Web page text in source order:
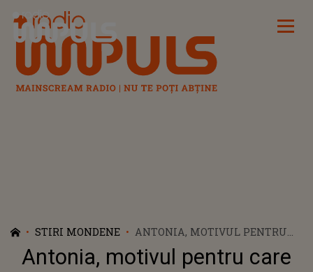
Radio Impuls
STIRI MONDENE
ANTONIA, MOTIVUL PENTRU
CARE NU VREA SĂ MAI
PARTICIPE LA EMISIUNI ATÂT
Antonia, motivul pentru care